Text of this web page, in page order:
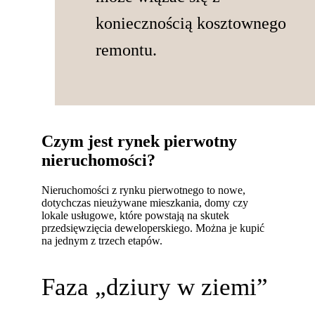
koniecznością kosztownego
remontu.
Czym jest rynek pierwotny
nieruchomości?
Nieruchomości z rynku pierwotnego to nowe,
dotychczas nieużywane mieszkania, domy czy
lokale usługowe, które powstają na skutek
przedsięwzięcia deweloperskiego. Można je kupić
na jednym z trzech etapów.
Faza „dziury w ziemi”